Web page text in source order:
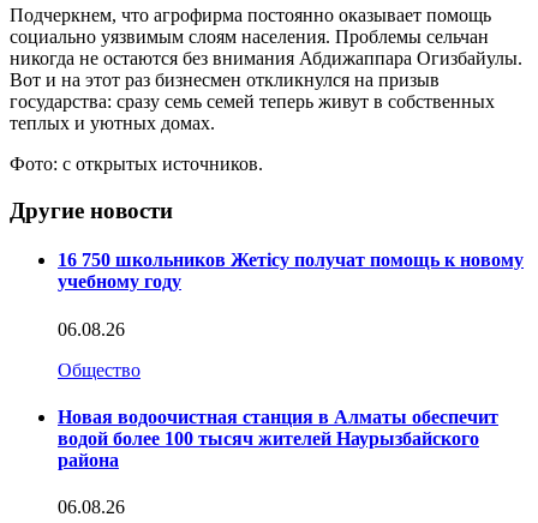
Подчеркнем, что агрофирма постоянно оказывает помощь
социально уязвимым слоям населения. Проблемы сельчан
никогда не остаются без внимания Абдижаппара Огизбайулы.
Вот и на этот раз бизнесмен откликнулся на призыв
государства: сразу семь семей теперь живут в собственных
теплых и уютных домах.
Фото: с открытых источников.
Другие новости
16 750 школьников Жетісу получат помощь к новому
учебному году
06.08.26
Общество
Новая водоочистная станция в Алматы обеспечит
водой более 100 тысяч жителей Наурызбайского
района
06.08.26